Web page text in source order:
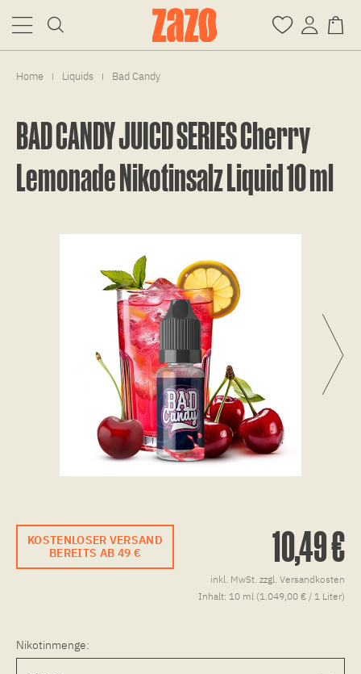
Home | Liquids | Bad Candy
BAD CANDY JUICD SERIES Cherry
Lemonade Nikotinsalz Liquid 10 ml
KOSTENLOSER VERSAND
BEREITS AB 49 €
10,49 €
inkl. MwSt. zzgl. Versandkosten
Inhalt: 10 ml (1.049,00 € / 1 Liter)
Nikotinmenge: